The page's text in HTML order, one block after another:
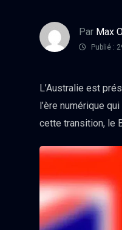
Par Max
Publié :
L’Australie est
l’ère numérique
cette transition, le